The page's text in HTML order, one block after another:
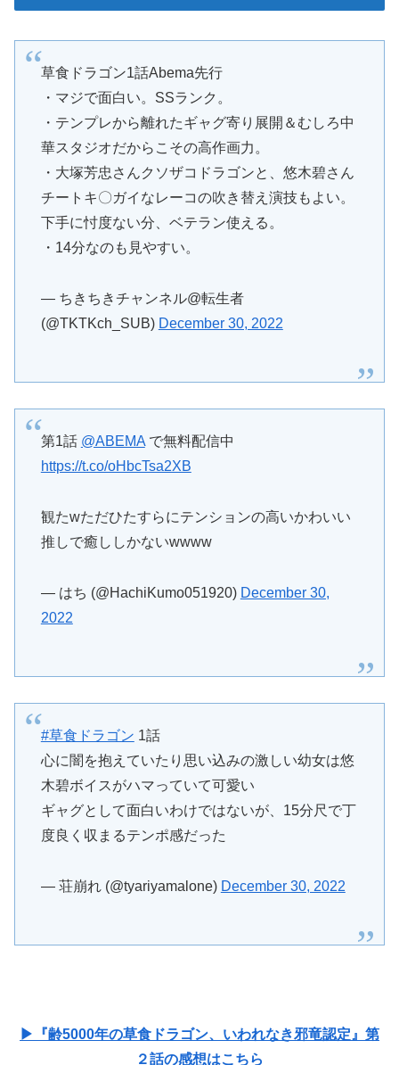
草食ドラゴン1話Abema先行
・マジで面白い。SSランク。
・テンプレから離れたギャグ寄り展開＆むしろ中
華スタジオだからこその高作画力。
・大塚芳忠さんクソザコドラゴンと、悠木碧さん
チートキ〇ガイなレーコの吹き替え演技もよい。
下手に忖度ない分、ベテラン使える。
・14分なのも見やすい。
— ちきちきチャンネル@転生者
(@TKTKch_SUB) December 30, 2022
第1話 @ABEMAで無料配信中
https://t.co/oHbcTsa2XB
観たwただひたすらにテンションの高いかわいい
推しで癒ししかないwwww
— はち (@HachiKumo051920) December 30,
2022
#草食ドラゴン 1話
心に闇を抱えていたり思い込みの激しい幼女は悠
木碧ボイスがハマっていて可愛い
ギャグとして面白いわけではないが、15分尺で丁
度良く収まるテンポ感だった
— 荘崩れ (@tyariyamalone) December 30, 2022
▶『齢5000年の草食ドラゴン、いわれなき邪竜認定』第
２話の感想はこちら